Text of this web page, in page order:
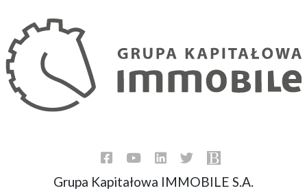
Grupa Kapitałowa IMMOBILE S.A.